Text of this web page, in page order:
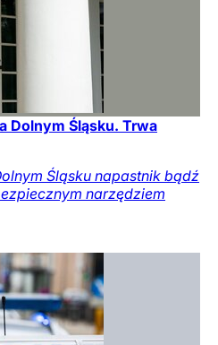
Dolnym Śląsku. Trwa
Śląsku napastnik bądź
narzędziem